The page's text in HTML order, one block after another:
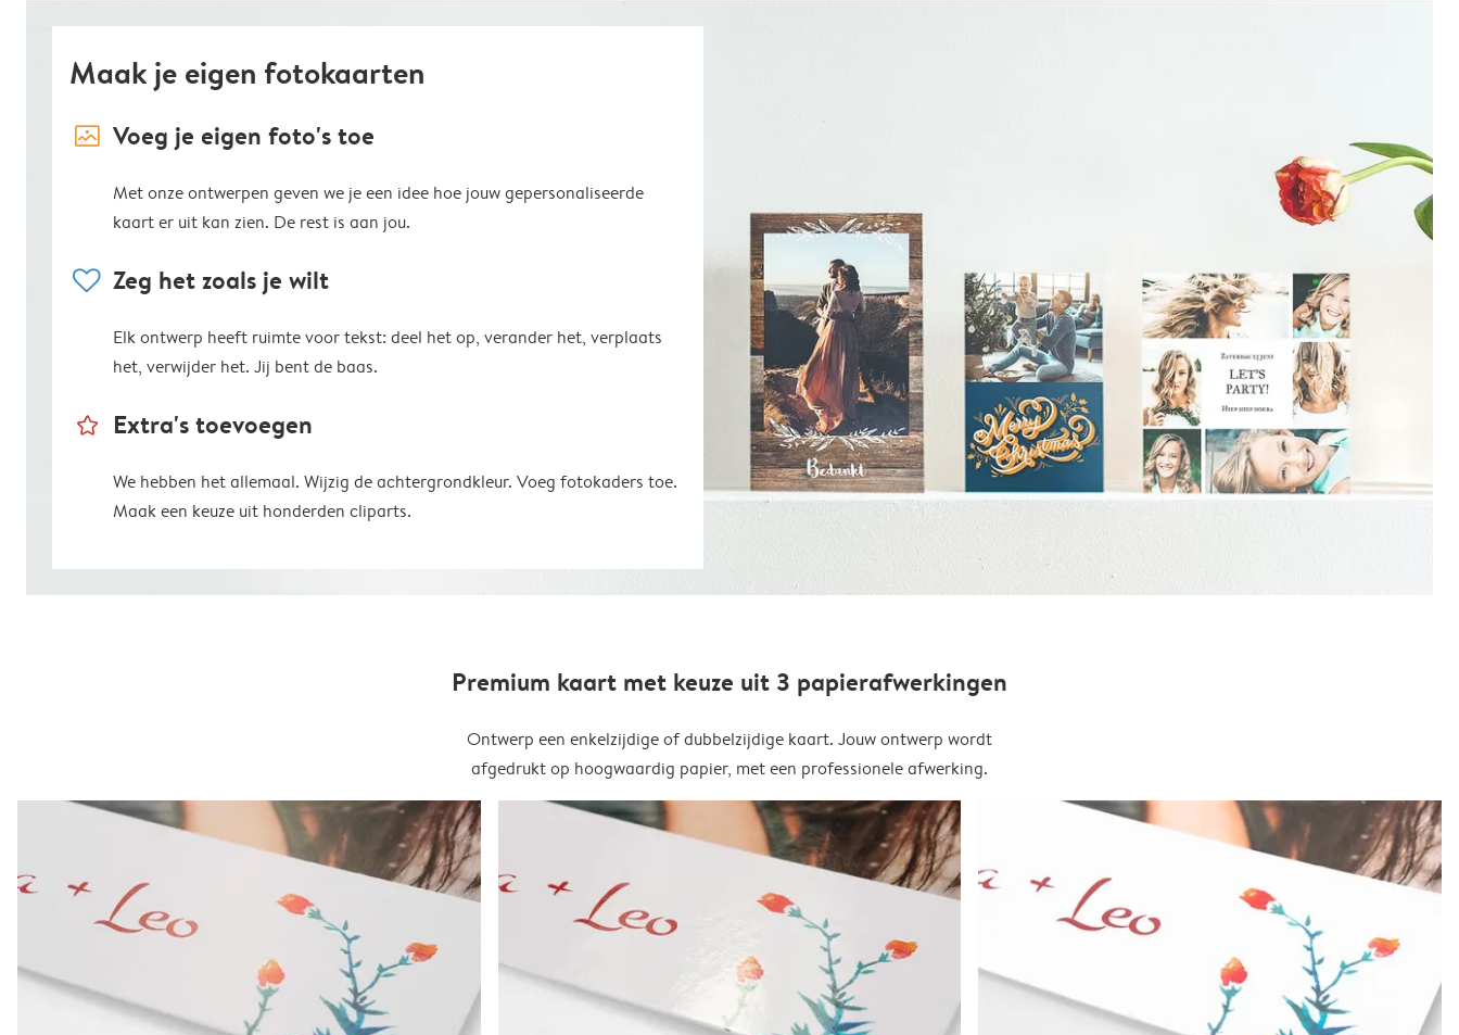
Maak je eigen fotokaarten
image_placeholder Voeg je eigen foto's toe
Met onze ontwerpen geven we je een idee hoe jouw gepersonaliseerde
kaart er uit kan zien. De rest is aan jou.
heart Zeg het zoals je wilt
Elk ontwerp heeft ruimte voor tekst: deel het op, verander het, verplaats
het, verwijder het. Jij bent de baas.
star_outline Extra's toevoegen
We hebben het allemaal. Wijzig de achtergrondkleur. Voeg fotokaders toe.
Maak een keuze uit honderden cliparts.
Premium kaart met keuze uit 3 papierafwerkingen
Ontwerp een enkelzijdige of dubbelzijdige kaart. Jouw ontwerp wordt
afgedrukt op hoogwaardig papier, met een professionele afwerking.